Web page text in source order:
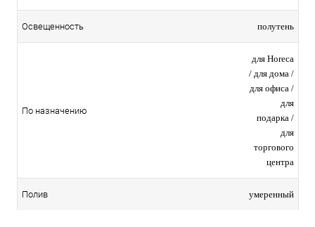
Освещенность полутень
По назначению
для Horeca
/ для дома /
для офиса /
для
подарка /
для
торгового
центра
Полив умеренный